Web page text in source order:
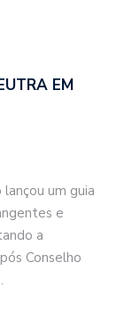
EM
um guia
e
a
Conselho